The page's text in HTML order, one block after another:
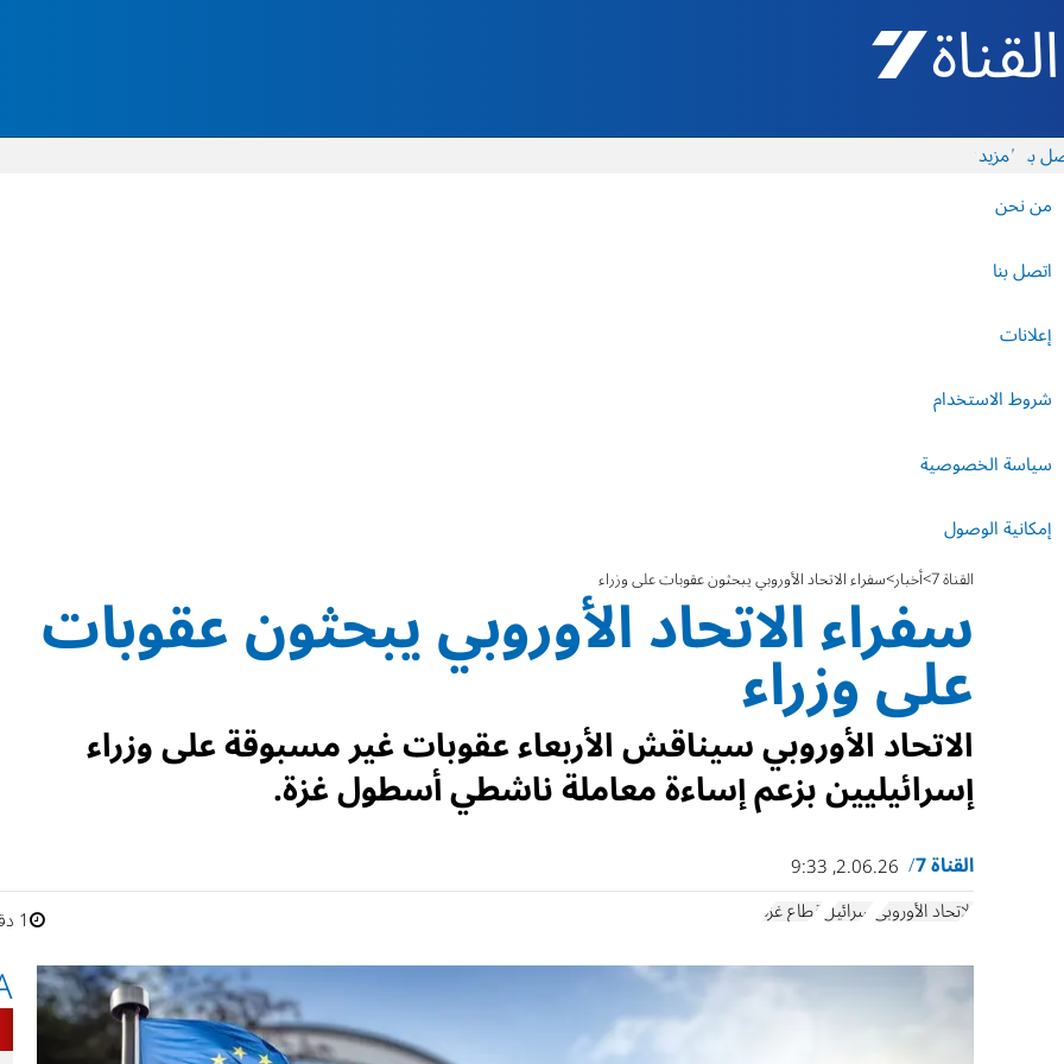
القناة 7 - أروتس شيفع
بنا
من نحن
اتصل بنا
إعلانات
شروط الاستخدام
سياسة الخصوصية
إمكانية الوصول
المزيد
القناة 7 أخبار سفراء الاتحاد الأوروبي يبحثون عقوبات على وزراء
سفراء الاتحاد الأوروبي يبحثون عقوبات
على وزراء
الاتحاد الأوروبي سيناقش الأربعاء عقوبات غير مسبوقة على وزراء
إسرائيليين بزعم إساءة معاملة ناشطي أسطول غزة.
القناة 7
2.06.26, 9:33
الاتحاد الأوروبي إسرائيلقطاع غزة 1 دقائق